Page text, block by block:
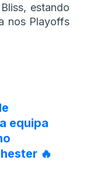
estando
nos Playoffs
equipa
🔥